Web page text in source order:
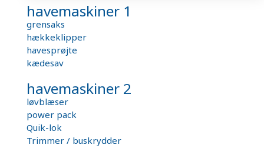
havemaskiner 1
grensaks
hækkeklipper
havesprøjte
kædesav
havemaskiner 2
løvblæser
power pack
Quik-lok
Trimmer / buskrydder